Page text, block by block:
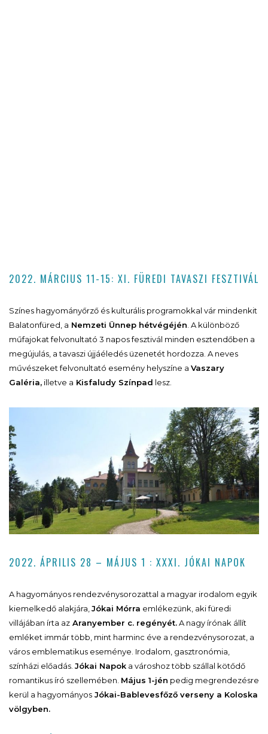
2022. MÁRCIUS 11-15: XI. FÜREDI TAVASZI FESZTIVÁL
Színes hagyományőrző és kulturális programokkal vár mindenkit
Balatonfüred, a Nemzeti Ünnep hétvégéjén . A különböző
műfajokat felvonultató 3 napos fesztivál minden esztendőben a
megújulás, a tavaszi újjáéledés üzenetét hordozza. A neves
művészeket felvonultató esemény helyszíne a Vaszary
Galéria, illetve a Kisfaludy Színpad lesz.
2022. ÁPRILIS 28 – MÁJUS 1 : XXXI. JÓKAI NAPOK
A hagyományos rendezvénysorozattal a magyar irodalom egyik
kiemelkedő alakjára, Jókai Mórra emlékezünk, aki füredi
villájában írta az Aranyember c. regényét.A nagy írónak állít
emléket immár több, mint harminc éve a rendezvénysorozat, a
város emblematikus eseménye. Irodalom, gasztronómia,
színházi előadás. Jókai Napok a városhoz több szállal kötődő
romantikus író szellemében. Május 1-jén pedig megrendezésre
kerül a hagyományos Jókai-Bablevesfőző verseny a Koloska
völgyben.